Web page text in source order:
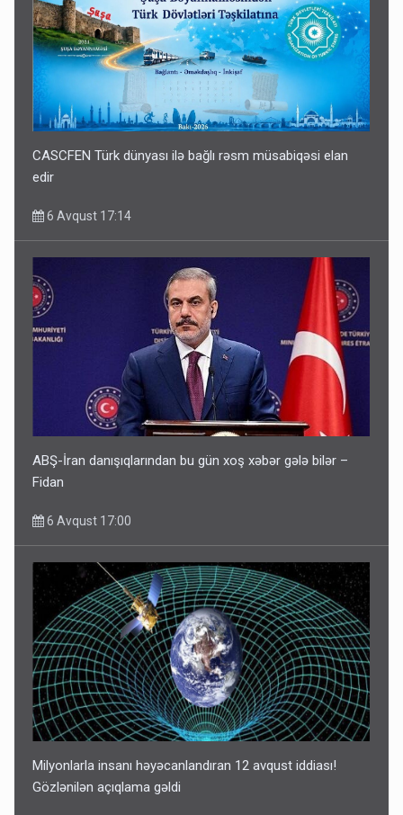
CASCFEN Türk dünyası ilə bağlı rəsm müsabiqəsi elan
edir
6 Avqust 17:14
ABŞ-İran danışıqlarından bu gün xoş xəbər gələ bilər –
Fidan
6 Avqust 17:00
Milyonlarla insanı həyəcanlandıran 12 avqust iddiası!
Gözlənilən açıqlama gəldi